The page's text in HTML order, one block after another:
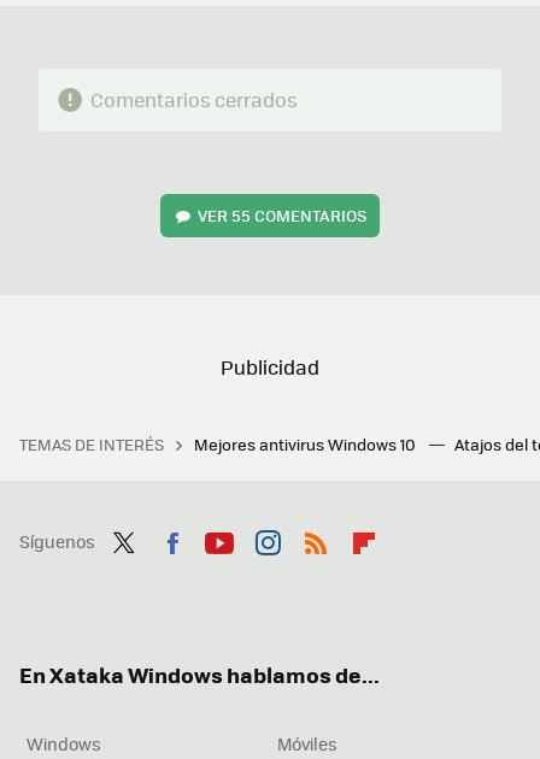
Comentarios cerrados
VER55 COMENTARIOS
TEMAS DE INTERÉS Mejores antivirus Windows 10 Atajos del
Síguenos
En Xataka Windows hablamos de...
Windows
Móviles